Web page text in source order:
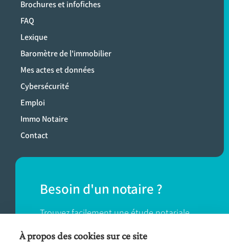
Brochures et infofiches
FAQ
Lexique
Baromètre de l'immobilier
Mes actes et données
Cybersécurité
Emploi
Immo Notaire
Contact
Besoin d'un notaire ?
Trouvez facilement une étude notariale
près de chez vous.
À propos des cookies sur ce site